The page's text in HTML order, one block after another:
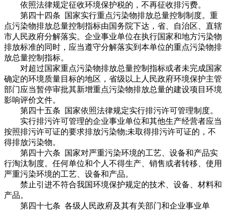
依照法律规定征收环境保护税的，不再征收排污费。
第四十四条 国家实行重点污染物排放总量控制制度。重
点污染物排放总量控制指标由国务院下达，省、自治区、直辖
市人民政府分解落实。企业事业单位在执行国家和地方污染物
排放标准的同时，应当遵守分解落实到本单位的重点污染物排
放总量控制指标。
对超过国家重点污染物排放总量控制指标或者未完成国家
确定的环境质量目标的地区，省级以上人民政府环境保护主管
部门应当暂停审批其新增重点污染物排放总量的建设项目环境
影响评价文件。
第四十五条 国家依照法律规定实行排污许可管理制度。
实行排污许可管理的企业事业单位和其他生产经营者应当
按照排污许可证的要求排放污染物;未取得排污许可证的，不
得排放污染物。
第四十六条 国家对严重污染环境的工艺、设备和产品实
行淘汰制度。任何单位和个人不得生产、销售或者转移、使用
严重污染环境的工艺、设备和产品。
禁止引进不符合我国环境保护规定的技术、设备、材料和
产品。
第四十七条 各级人民政府及其有关部门和企业事业单